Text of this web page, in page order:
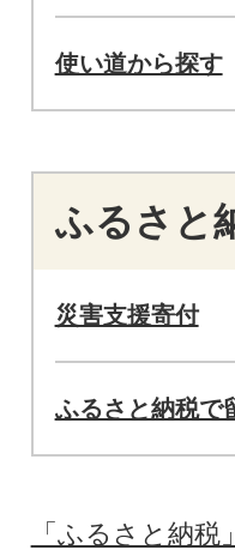
使い道から探す
ふるさと
災害支援寄付
ふるさと納税で
「ふるさと納税